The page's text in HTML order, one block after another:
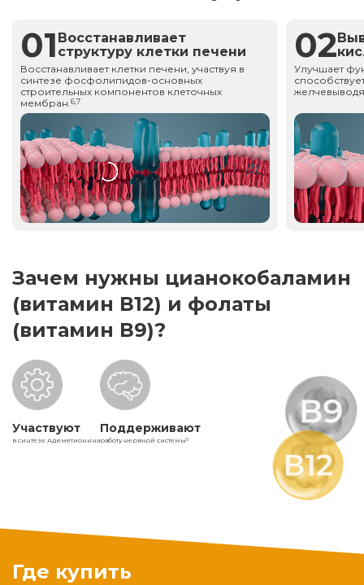
01 Восстанавливает
структуру клетки печени
Восстанавливает клетки печени, участвуя в
синтезе фосфолипидов-основных
строительных компонентов клеточных
мембран.6,7
02
Улучшает
Зачем нужны цианокобаламин
(витамин В12) и фолаты
(витамин В9)?
Участвуют
в синтезе Адеметионина
Поддерживают
работу нервной системы5
Где купить